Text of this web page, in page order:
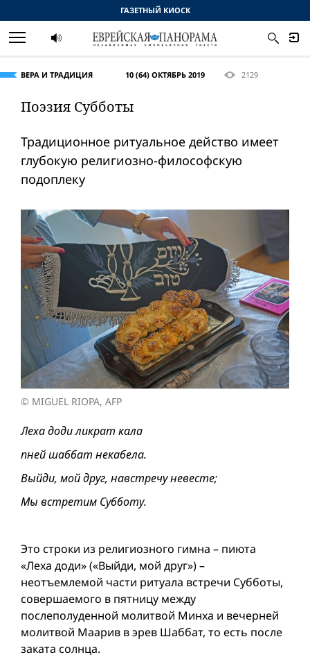
ВЕРА И ТРАДИЦИЯ 10 (64) ОКТЯБРЬ 2019 2129
Поэзия Субботы
Традиционное ритуальное действо имеет
глубокую религиозно-философскую
подоплеку
© MIGUEL RIOPA, AFP
Леха доди ликрат кала
пней шаббат некабела.
Выйди, мой друг, навстречу невесте;
Мы встретим Субботу.
Это строки из религиозного гимна – пиюта
«Леха доди» («Выйди, мой друг») –
неотъемлемой части ритуала встречи Субботы,
совершаемого в пятницу между
послеполуденной молитвой Минха и вечерней
молитвой Маарив в эрев Шаббат, то есть после
заката солнца.
ГАЗЕТНЫЙ КИОСК